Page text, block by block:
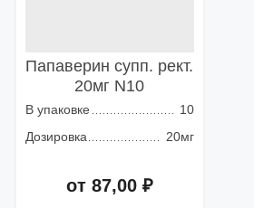
Папаверин супп. рект.
20мг N10
В упаковке
10
Дозировка
20мг
от 87,00 ₽